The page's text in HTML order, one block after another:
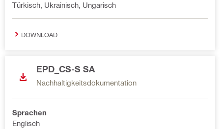
Türkisch, Ukrainisch, Ungarisch
DOWNLOAD
EPD_CS-S SA
Nachhaltigkeitsdokumentation
Sprachen
Englisch